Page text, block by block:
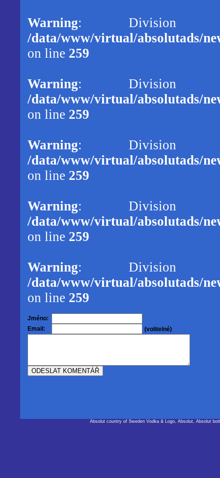
Warning: Division
/data/www/virtual/absolutads/
on line 259
Warning: Division
/data/www/virtual/absolutads/
on line 259
Warning: Division
/data/www/virtual/absolutads/
on line 259
Warning: Division
/data/www/virtual/absolutads/
on line 259
Warning: Division
/data/www/virtual/absolutads/
on line 259
Jméno:
Email:
(volitelné)
Absolut country of Sweden Vodka & Logo, Absolut, Absolut